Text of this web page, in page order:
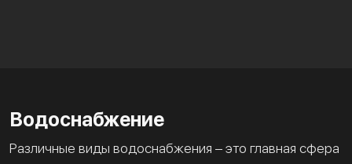
Водоснабжение
Различные виды водоснабжения – это главная сфера